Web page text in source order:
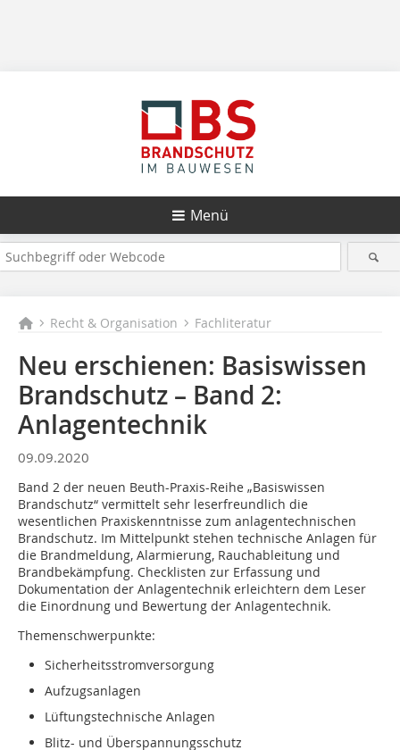
Menü
Recht & Organisation Fachliteratur
Neu erschienen: Basiswissen
Brandschutz – Band 2:
Anlagentechnik
09.09.2020
Band 2 der neuen Beuth-Praxis-Reihe „Basiswissen
Brandschutz“ vermittelt sehr leserfreundlich die
wesentlichen Praxiskenntnisse zum anlagentechnischen
Brandschutz. Im Mittelpunkt stehen technische Anlagen für
die Brandmeldung, Alarmierung, Rauchableitung und
Brandbekämpfung. Checklisten zur Erfassung und
Dokumentation der Anlagentechnik erleichtern dem Leser
die Einordnung und Bewertung der Anlagentechnik.
Themenschwerpunkte:
Sicherheitsstromversorgung
Aufzugsanlagen
Lüftungstechnische Anlagen
Blitz- und Überspannungsschutz